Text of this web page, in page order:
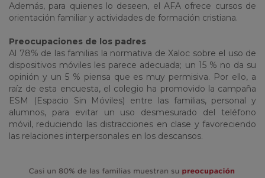
Además, para quienes lo deseen, el AFA ofrece cursos de
orientación familiar y actividades de formación cristiana.
Preocupaciones de los padres
Al 78% de las familias la normativa de Xaloc sobre el uso de
dispositivos móviles les parece adecuada; un 15 % no da su
opinión y un 5 % piensa que es muy permisiva. Por ello, a
raíz de esta encuesta, el colegio ha promovido la campaña
ESM (Espacio Sin Móviles) entre las familias, personal y
alumnos, para evitar un uso desmesurado del teléfono
móvil, reduciendo las distracciones en clase y favoreciendo
las relaciones interpersonales en los descansos.